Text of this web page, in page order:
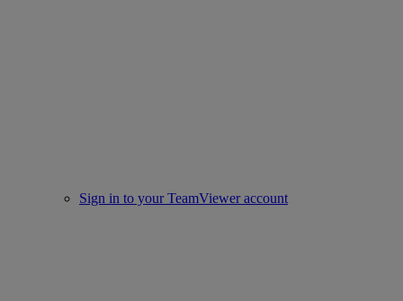
Sign in to your TeamViewer account